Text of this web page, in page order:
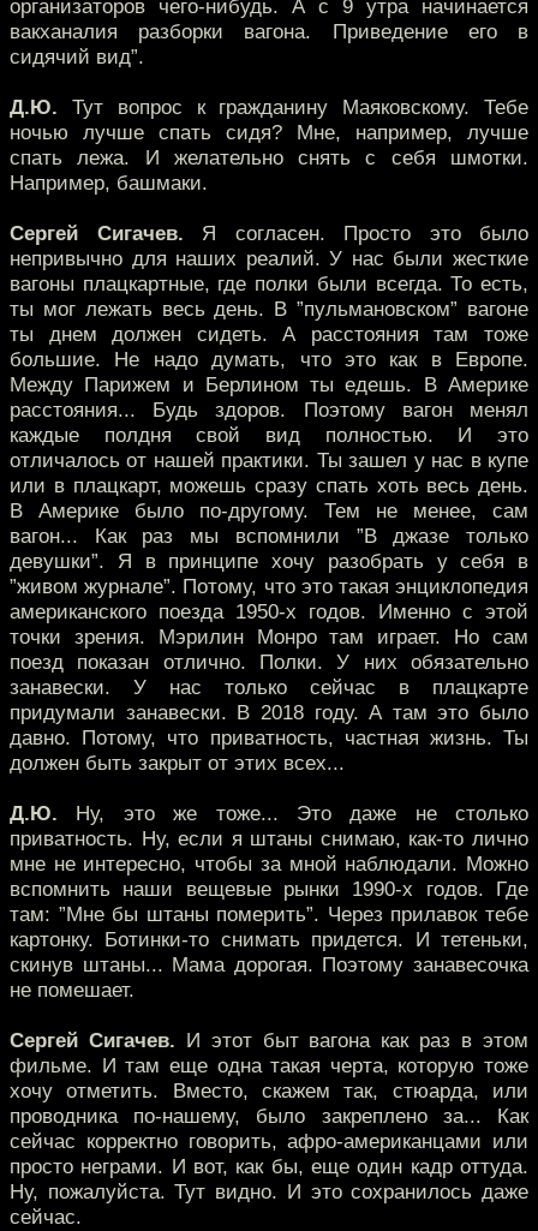
организаторов чего-нибудь. А с 9 утра начинается
вакханалия разборки вагона. Приведение его в
сидячий вид”.
Д.Ю. Тут вопрос к гражданину Маяковскому. Тебе
ночью лучше спать сидя? Мне, например, лучше
спать лежа. И желательно снять с себя шмотки.
Например, башмаки.
Сергей Сигачев. Я согласен. Просто это было
непривычно для наших реалий. У нас были жесткие
вагоны плацкартные, где полки были всегда. То есть,
ты мог лежать весь день. В ”пульмановском” вагоне
ты днем должен сидеть. А расстояния там тоже
большие. Не надо думать, что это как в Европе.
Между Парижем и Берлином ты едешь. В Америке
расстояния... Будь здоров. Поэтому вагон менял
каждые полдня свой вид полностью. И это
отличалось от нашей практики. Ты зашел у нас в купе
или в плацкарт, можешь сразу спать хоть весь день.
В Америке было по-другому. Тем не менее, сам
вагон... Как раз мы вспомнили ”В джазе только
девушки”. Я в принципе хочу разобрать у себя в
”живом журнале”. Потому, что это такая энциклопедия
американского поезда 1950-х годов. Именно с этой
точки зрения. Мэрилин Монро там играет. Но сам
поезд показан отлично. Полки. У них обязательно
занавески. У нас только сейчас в плацкарте
придумали занавески. В 2018 году. А там это было
давно. Потому, что приватность, частная жизнь. Ты
должен быть закрыт от этих всех...
Д.Ю. Ну, это же тоже... Это даже не столько
приватность. Ну, если я штаны снимаю, как-то лично
мне не интересно, чтобы за мной наблюдали. Можно
вспомнить наши вещевые рынки 1990-х годов. Где
там: ”Мне бы штаны померить”. Через прилавок тебе
картонку. Ботинки-то снимать придется. И тетеньки,
скинув штаны... Мама дорогая. Поэтому занавесочка
не помешает.
Сергей Сигачев. И этот быт вагона как раз в этом
фильме. И там еще одна такая черта, которую тоже
хочу отметить. Вместо, скажем так, стюарда, или
проводника по-нашему, было закреплено за... Как
сейчас корректно говорить, афро-американцами или
просто неграми. И вот, как бы, еще один кадр оттуда.
Ну, пожалуйста. Тут видно. И это сохранилось даже
сейчас.